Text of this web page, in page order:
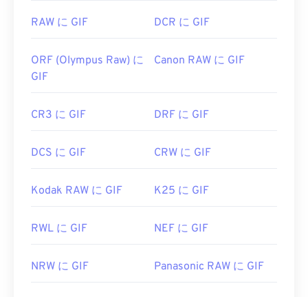
RAW に GIF DCR に GIF
ORF (Olympus Raw) に
GIF
Canon RAW に GIF
CR3 に GIF DRF に GIF
DCS に GIF CRW に GIF
Kodak RAW に GIF K25 に GIF
RWL に GIF NEF に GIF
NRW に GIF Panasonic RAW に GIF